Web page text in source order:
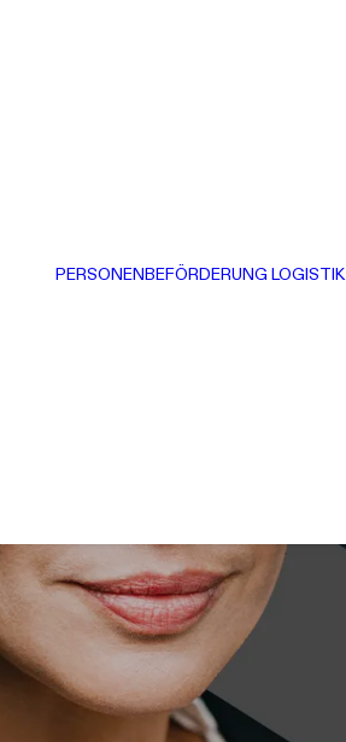
PERSONENBEFÖRDERUNG LOGISTIK